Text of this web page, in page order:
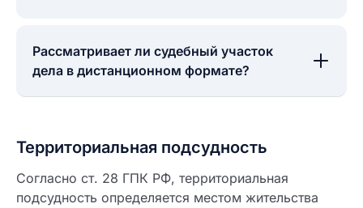
Рассматривает ли судебный участок
дела в дистанционном формате?
Территориальная подсудность
Согласно ст. 28 ГПК РФ, территориальная
подсудность определяется местом жительства